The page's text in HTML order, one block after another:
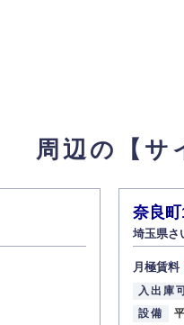
く要請があった場合を除き、お
報開示の請求があった場合、す
り、ご本人から訂正・追加・
扱いについての重要性を理解
周辺の【サ
奈良
埼玉県さ
月極賃料
入出庫
設備